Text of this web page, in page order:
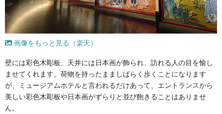
画像をもっと見る（楽天）
壁には彩色木彫板、天井には日本画が飾られ、訪れる人の目を愉し
ませてくれます。荷物を持ったまましばらく歩くことになります
が、ミュージアムホテルと言われるだけあって、エントランスから
美しい彩色木彫板や日本画がずらりと並び飽きることはありませ
ん。